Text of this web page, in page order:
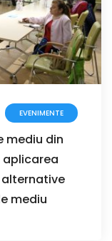
EVENIMENTE
mediu din
aplicarea
mediu